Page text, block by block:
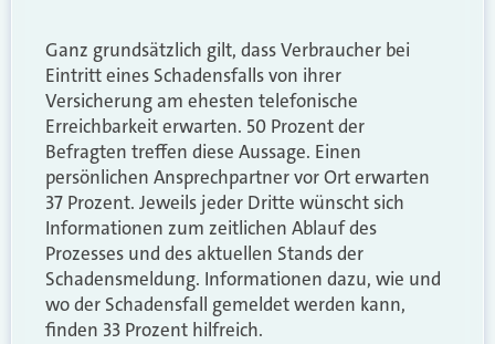
Ganz grundsätzlich gilt, dass Verbraucher bei
Eintritt eines Schadensfalls von ihrer
Versicherung am ehesten telefonische
Erreichbarkeit erwarten. 50 Prozent der
Befragten treffen diese Aussage. Einen
persönlichen Ansprechpartner vor Ort erwarten
37 Prozent. Jeweils jeder Dritte wünscht sich
Informationen zum zeitlichen Ablauf des
Prozesses und des aktuellen Stands der
Schadensmeldung. Informationen dazu, wie und
wo der Schadensfall gemeldet werden kann,
finden 33 Prozent hilfreich.